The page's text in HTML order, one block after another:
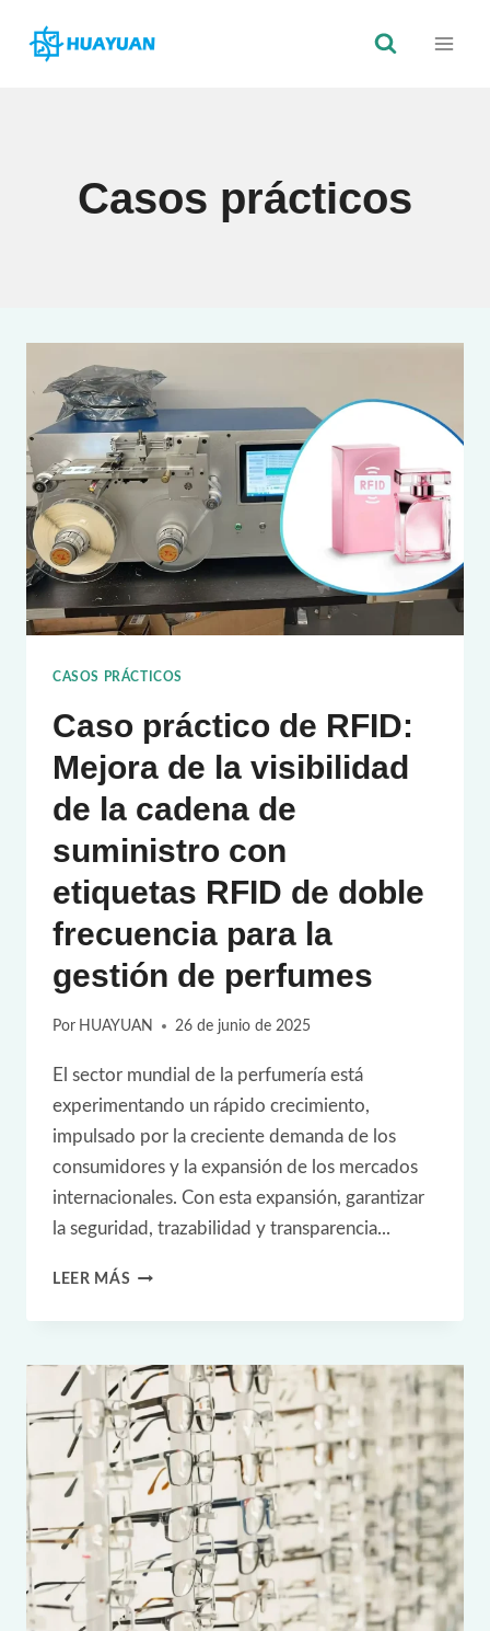
Casos prácticos
CASOS PRÁCTICOS
Caso práctico de RFID:
Mejora de la visibilidad
de la cadena de
suministro con
etiquetas RFID de doble
frecuencia para la
gestión de perfumes
Por HUAYUAN 26 de junio de 2025
El sector mundial de la perfumería está
experimentando un rápido crecimiento,
impulsado por la creciente demanda de los
consumidores y la expansión de los mercados
internacionales. Con esta expansión, garantizar
la seguridad, trazabilidad y transparencia...
LEER MÁS CASO
RFID:
MEJORA
DE
LA
VISIBILIDAD
DE
LA
CADENA
DE